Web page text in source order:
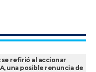
se refirió al accionar
una posible renuncia de